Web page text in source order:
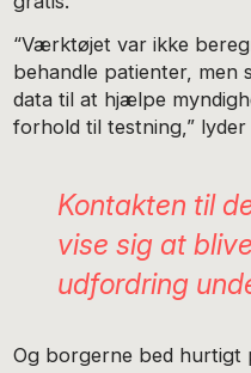
“Værktøjet var ikke
behandle patienter, men
data til at hjælpe
forhold til testning,”
Kontakten til
vise sig at
udfordring
Og borgerne bed hurtigt